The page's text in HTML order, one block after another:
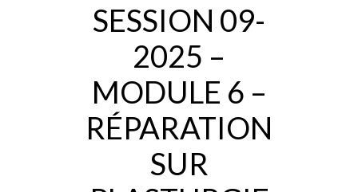
SESSION 09-
2025 –
MODULE 6 –
RÉPARATION
SUR